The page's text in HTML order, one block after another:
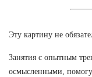
Эту картину не
Занятия с опытным
осмысленными,